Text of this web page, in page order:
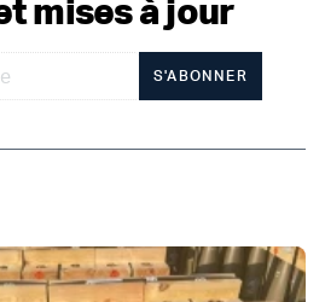
mises à jour
S'ABONNER